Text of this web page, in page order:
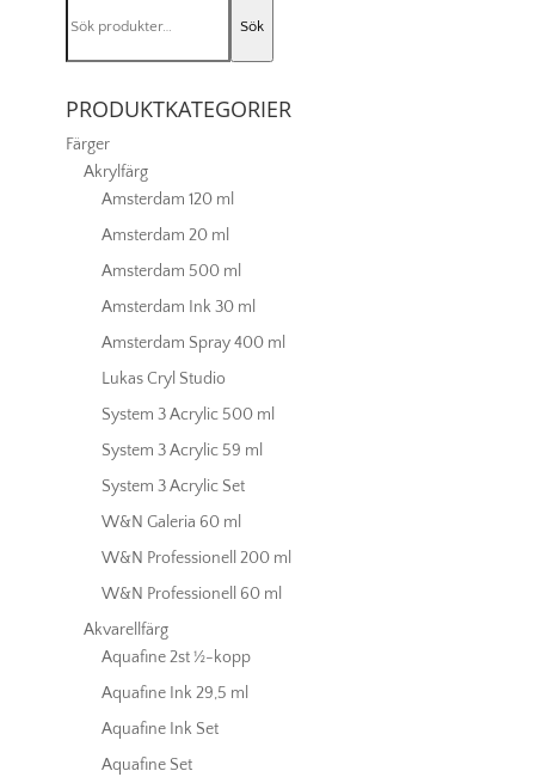
hueefter:
Sök
PRODUKTKATEGORIER
Färger
Akrylfärg
Amsterdam 120 ml
Amsterdam 20 ml
Amsterdam 500 ml
Amsterdam Ink 30 ml
Amsterdam Spray 400 ml
Lukas Cryl Studio
System 3 Acrylic 500 ml
System 3 Acrylic 59 ml
System 3 Acrylic Set
W&N Galeria 60 ml
W&N Professionell 200 ml
W&N Professionell 60 ml
Akvarellfärg
Aquafine 2st ½-kopp
Aquafine Ink 29,5 ml
Aquafine Ink Set
Aquafine Set